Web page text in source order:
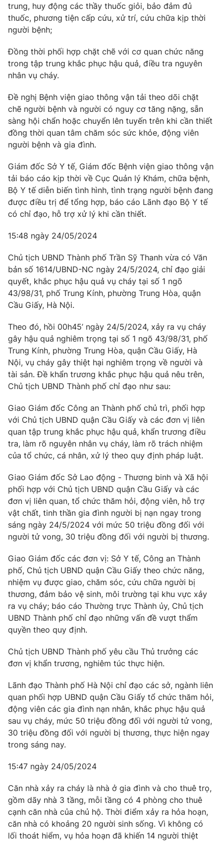
trung, huy động các thầy thuốc giỏi, bảo đảm đủ
thuốc, phương tiện cấp cứu, xử trí, cứu chữa kịp thời
người bệnh;
Đồng thời phối hợp chặt chẽ với cơ quan chức năng
trong tập trung khắc phục hậu quả, điều tra nguyên
nhân vụ cháy.
Đề nghị Bệnh viện giao thông vận tải theo dõi chặt
chẽ người bệnh và người có nguy cơ tăng nặng, sẵn
sàng hội chẩn hoặc chuyển lên tuyến trên khi cần thiết
đồng thời quan tâm chăm sóc sức khỏe, động viên
người bệnh và gia đình.
Giám đốc Sở Y tế, Giám đốc Bệnh viện giao thông vận
tải báo cáo kịp thời về Cục Quản lý Khám, chữa bệnh,
Bộ Y tế diễn biến tình hình, tình trạng người bệnh đang
được điều trị để tổng hợp, báo cáo Lãnh đạo Bộ Y tế
có chỉ đạo, hỗ trợ xử lý khi cần thiết.
15:48 ngày 24/05/2024
Chủ tịch UBND Thành phố Trần Sỹ Thanh vừa có Văn
bản số 1614/UBND-NC ngày 24/5/2024, chỉ đạo giải
quyết, khắc phục hậu quả vụ cháy tại số 1 ngõ
43/98/31, phố Trung Kính, phường Trung Hòa, quận
Cầu Giấy, Hà Nội.
Theo đó, hồi 00h45’ ngày 24/5/2024, xảy ra vụ cháy
gây hậu quả nghiêm trọng tại số 1 ngõ 43/98/31, phố
Trung Kính, phường Trung Hòa, quận Cầu Giấy, Hà
Nội, vụ cháy gây thiệt hại nghiêm trọng về người và
tài sản. Đề khẩn trương khắc phục hậu quả nêu trên,
Chủ tịch UBND Thành phố chỉ đạo như sau:
Giao Giám đốc Công an Thành phố chủ trì, phối hợp
với Chủ tịch UBND quận Cầu Giấy và các đơn vị liên
quan tập trung khắc phục hậu quả, khẩn trương điều
tra, làm rõ nguyên nhân vụ cháy, làm rõ trách nhiệm
của tổ chức, cá nhân, xử lý theo quy định pháp luật.
Giao Giám đốc Sở Lao động - Thương binh và Xã hội
phối hợp với Chủ tịch UBND quận Cầu Giấy và các
đơn vị liên quan, tổ chức thăm hỏi, động viên, hỗ trợ
vật chất, tinh thần gia đình người bị nạn ngay trong
sáng ngày 24/5/2024 với mức 50 triệu đồng đối với
người tử vong, 30 triệu đồng đối với người bị thương.
Giao Giám đốc các đơn vị: Sở Y tế, Công an Thành
phố, Chủ tịch UBND quận Cầu Giấy theo chức năng,
nhiệm vụ được giao, chăm sóc, cứu chữa người bị
thương, đảm bảo vệ sinh, môi trường tại khu vực xảy
ra vụ cháy; báo cáo Thường trực Thành ủy, Chủ tịch
UBND Thành phố chỉ đạo những vấn đề vượt thẩm
quyền theo quy định.
Chủ tịch UBND Thành phố yêu cầu Thủ trưởng các
đơn vị khẩn trương, nghiêm túc thực hiện.
Lãnh đạo Thành phố Hà Nội chỉ đạo các sở, ngành liên
quan phối hợp UBND quận Cầu Giấy tổ chức thăm hỏi,
động viên các gia đình nạn nhân, khắc phục hậu quả
sau vụ cháy, mức 50 triệu đồng đối với người tử vong,
30 triệu đồng đối với người bị thương, thực hiện ngay
trong sáng nay.
15:47 ngày 24/05/2024
Căn nhà xảy ra cháy là nhà ở gia đình và cho thuê trọ,
gồm dãy nhà 3 tầng, mỗi tầng có 4 phòng cho thuê
cạnh căn nhà của chủ hộ. Thời điểm xảy ra hỏa hoạn,
căn nhà có khoảng 20 người sinh sống. Vì không có
lối thoát hiểm, vụ hỏa hoạn đã khiến 14 người thiệt